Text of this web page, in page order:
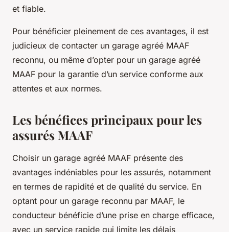
et fiable.
Pour bénéficier pleinement de ces avantages, il est
judicieux de contacter un garage agréé MAAF
reconnu, ou même d’opter pour un garage agréé
MAAF pour la garantie d’un service conforme aux
attentes et aux normes.
Les bénéfices principaux pour les
assurés MAAF
Choisir un garage agréé MAAF présente des
avantages indéniables pour les assurés, notamment
en termes de rapidité et de qualité du service. En
optant pour un garage reconnu par MAAF, le
conducteur bénéficie d’une prise en charge efficace,
avec un service rapide qui limite les délais